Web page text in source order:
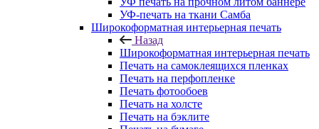
УФ-печать на ткани Самба
Широкоформатная интерьерная печать
Назад
Широкоформатная интерьерная печать
Печать на самоклеящихся пленках
Печать на перфопленке
Печать фотообоев
Печать на холсте
Печать на бэклите